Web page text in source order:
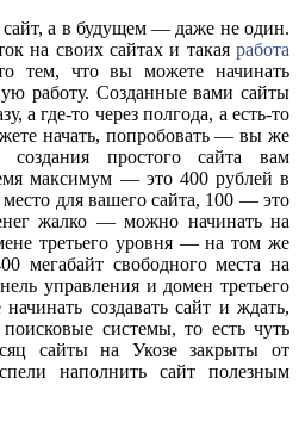
сайт, а в будущем — даже не один.
на своих сайтах и такая работа
тем, что вы можете начинать
работу. Созданные вами сайты
а где-то через полгода, а есть-то
начать, попробовать — вы же
простого сайта вам
максимум — это 400 рублей в
для вашего сайта, 100 — это
жалко — можно начинать на
третьего уровня — на том же
мегабайт свободного места на
управления и домен третьего
создавать сайт и ждать,
системы, то есть чуть
сайты на Укозе закрыты от
наполнить сайт полезным